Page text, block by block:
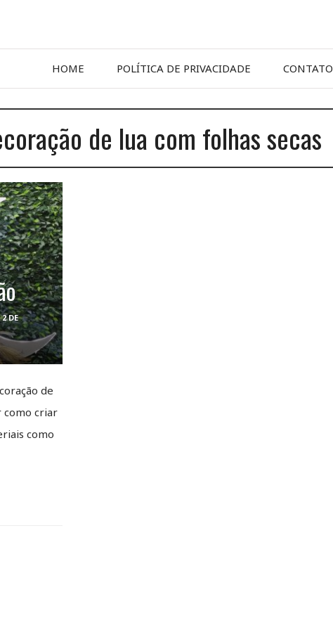
HOME POLÍTICA DE PRIVACIDADE CONTATO
de lua com folhas secas
DE
de
como criar
como